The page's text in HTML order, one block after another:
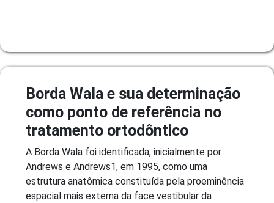
Borda Wala e sua determinação
como ponto de referência no
tratamento ortodôntico
A Borda Wala foi identificada, inicialmente por
Andrews e Andrews1, em 1995, como uma
estrutura anatômica constituída pela proeminência
espacial mais externa da face vestibular da